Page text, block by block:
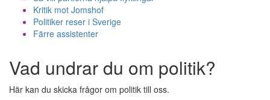
Kritik mot Jomshof
Politiker reser i Sverige
Färre assistenter
Vad undrar du om politik?
Här kan du skicka frågor om politik till oss.